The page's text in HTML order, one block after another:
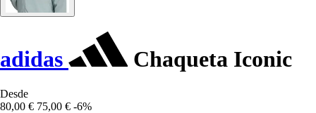
adidas Chaqueta Iconic
Desde
80,00 € 75,00 € -6%